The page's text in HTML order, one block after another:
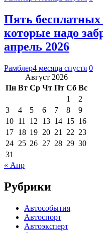
Пять
которые надо
апрель 2026
Рамблер4 месяца спустя 0
Август 2026
Пн Вт Ср Чт Пт Сб Вс
1
2
3
4 5 6 7 8
9
10 11 12 13 14 15 16
17 18 19 20 21 22 23
24 25 26 27 28 29 30
31
« Апр
Рубрики
Автособытия
Автоспорт
Автоэксперт